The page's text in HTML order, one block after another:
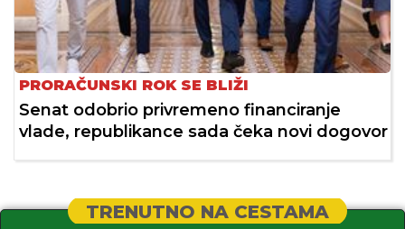
PRORAČUNSKI ROK SE BLIŽI
Senat odobrio privremeno financiranje
vlade, republikance sada čeka novi dogovor
TRENUTNO NA CESTAMA